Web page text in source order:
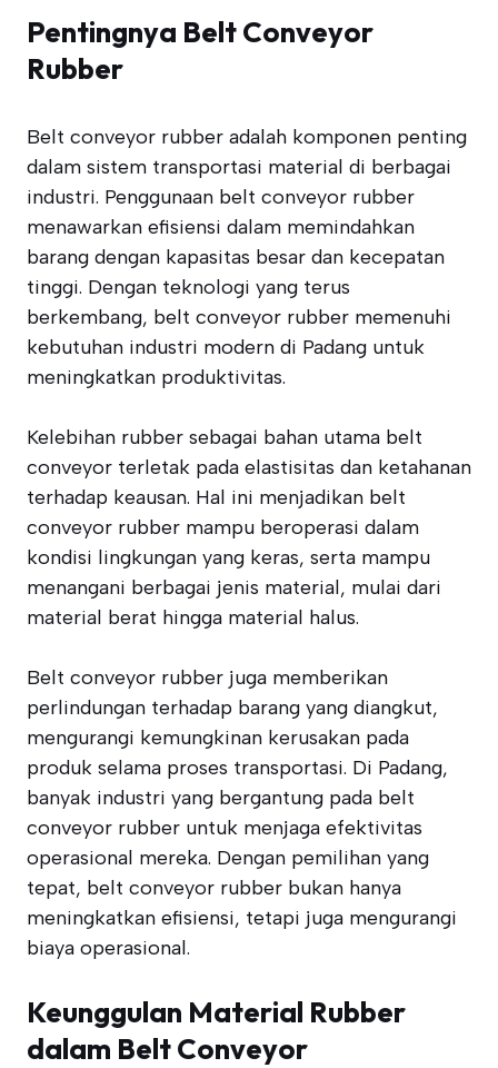
Pentingnya Belt Conveyor
Rubber
Belt conveyor rubber adalah komponen penting
dalam sistem transportasi material di berbagai
industri. Penggunaan belt conveyor rubber
menawarkan efisiensi dalam memindahkan
barang dengan kapasitas besar dan kecepatan
tinggi. Dengan teknologi yang terus
berkembang, belt conveyor rubber memenuhi
kebutuhan industri modern di Padang untuk
meningkatkan produktivitas.
Kelebihan rubber sebagai bahan utama belt
conveyor terletak pada elastisitas dan ketahanan
terhadap keausan. Hal ini menjadikan belt
conveyor rubber mampu beroperasi dalam
kondisi lingkungan yang keras, serta mampu
menangani berbagai jenis material, mulai dari
material berat hingga material halus.
Belt conveyor rubber juga memberikan
perlindungan terhadap barang yang diangkut,
mengurangi kemungkinan kerusakan pada
produk selama proses transportasi. Di Padang,
banyak industri yang bergantung pada belt
conveyor rubber untuk menjaga efektivitas
operasional mereka. Dengan pemilihan yang
tepat, belt conveyor rubber bukan hanya
meningkatkan efisiensi, tetapi juga mengurangi
biaya operasional.
Keunggulan Material Rubber
dalam Belt Conveyor